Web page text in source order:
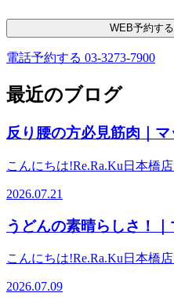
WEB予約する
電話予約する 03-3273-7900
最近のブログ
反り腰の方必見筋肉｜
駅,日本橋駅,大手町駅,三
こんにちは!Re.Ra.Ku日本橋
【腸腰筋】を緩めてあげる!!
【腸腰筋（ちょうようきん
内側から太ももの骨の内側に
肉であり、歩行時の脚の引
カーブ）を保つための重要な
2026.07.21
うどんの素晴らしさ！
京駅,日本橋駅,大手町駅,
こんにちは!Re.Ra.Ku日本橋
夏バテなどで食欲が落ちてし
2026.07.09